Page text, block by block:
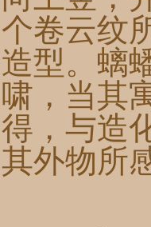
个卷云纹
造型。螭
啸，当其
得，与造
其外物所